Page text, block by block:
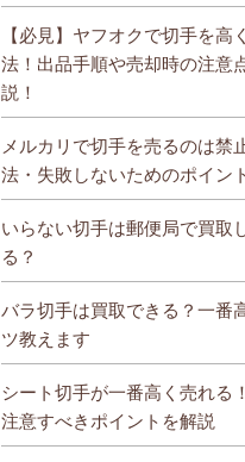
【必見】ヤフオクで切手を高
法！出品手順や売却時の注意
説！
メルカリで切手を売るのは禁
法・失敗しないためのポイン
いらない切手は郵便局で買取
る？
バラ切手は買取できる？一番
ツ教えます
シート切手が一番高く売れる
注意すべきポイントを解説